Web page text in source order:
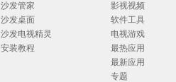
沙发管家
沙发桌面
沙发电视精灵
安装教程
影视视频
软件工具
电视游戏
最热应用
最新应用
专题